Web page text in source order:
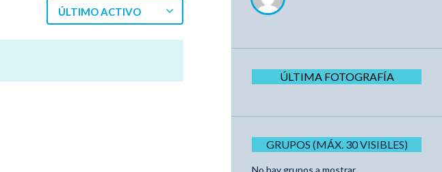
ÚLTIMO ACTIVO
ÚLTIMA FOTOGRAFÍA
GRUPOS (MÁX. 30 VISIBLES)
No hay grupos a mostrar